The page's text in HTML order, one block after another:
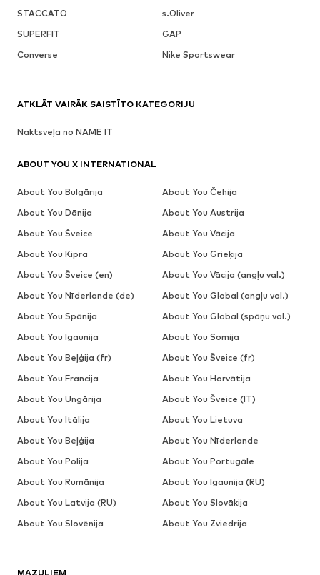
STACCATO
s.Oliver
SUPERFIT
GAP
Converse
Nike Sportswear
MAZUĻIEM
ATKLĀT VAIRĀK SAISTĪTO KATEGORIJU
Naktsveļa no NAME IT
ABOUT YOU X INTERNATIONAL
About You Bulgārija
About You Čehija
About You Dānija
About You Austrija
About You Šveice
About You Vācija
About You Kipra
About You Grieķija
About You Šveice (en)
About You Vācija (angļu val.)
About You Nīderlande (de)
About You Global (angļu val.)
About You Spānija
About You Global (spāņu val.)
About You Igaunija
About You Somija
About You Beļģija (fr)
About You Šveice (fr)
About You Francija
About You Horvātija
About You Ungārija
About You Šveice (IT)
About You Itālija
About You Lietuva
About You Beļģija
About You Nīderlande
About You Polija
About You Portugāle
About You Rumānija
About You Igaunija (RU)
About You Latvija (RU)
About You Slovākija
About You Slovēnija
About You Zviedrija